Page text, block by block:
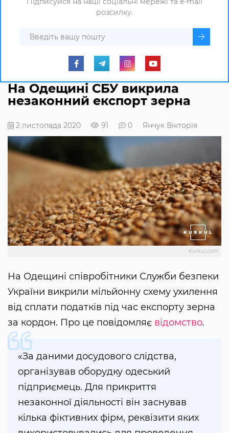
розсилку.
На Одещині СБУ викрила
незаконний експорт зерна
2 листопада 2020 91 0 Янчук Вікторія
Kurkul.com
На Одещині співробітники Служби безпеки
України викрили мільйонну схему ухилення
від сплати податків під час експорту зерна
за кордон. Про це повідомляє відомство.
«За даними досудового слідства,
організував оборудку одеський
підприємець. Для прикриття
незаконної діяльності він заснував
кілька фіктивних фірм, реквізити яких